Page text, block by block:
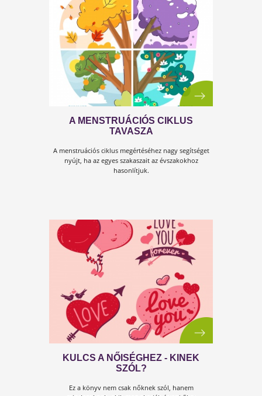
Van az úgy, hogy állandóan éhesek vagyunk. Ennek
bizony egészségügyi okai lehetnek
BÁRHOL OLVASHATOD!
A Testszerviz Kulcs könyvei az egészségesebb és
boldogabb élet lehetőségét kínálják az olvasóknak.
Így van ez az új,
Kulcs a nőiséghez című könyvünkkel
ami most máre-könyvként is elérhető